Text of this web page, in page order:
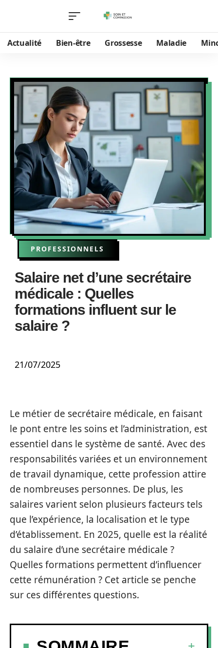
Actualité Bien-être Grossesse Maladie
PROFESSIONNELS
Salaire net d’une secrétaire
médicale : Quelles
formations influent sur le
salaire ?
21/07/2025
Le métier de secrétaire médicale, en faisant
le pont entre les soins et l’administration, est
essentiel dans le système de santé. Avec des
responsabilités variées et un environnement
de travail dynamique, cette profession attire
de nombreuses personnes. De plus, les
salaires varient selon plusieurs facteurs tels
que l’expérience, la localisation et le type
d’établissement. En 2025, quelle est la réalité
du salaire d’une secrétaire médicale ?
Quelles formations permettent d’influencer
cette rémunération ? Cet article se penche
sur ces différentes questions.